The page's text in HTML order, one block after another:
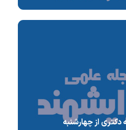
دکتری از چهارشنبه